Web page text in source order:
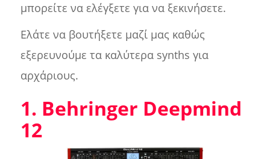
μπορείτε να ελέγξετε για να ξεκινήσετε.
Ελάτε να βουτήξετε μαζί μας καθώς
εξερευνούμε τα καλύτερα synths για
αρχάριους.
1. Behringer Deepmind
12